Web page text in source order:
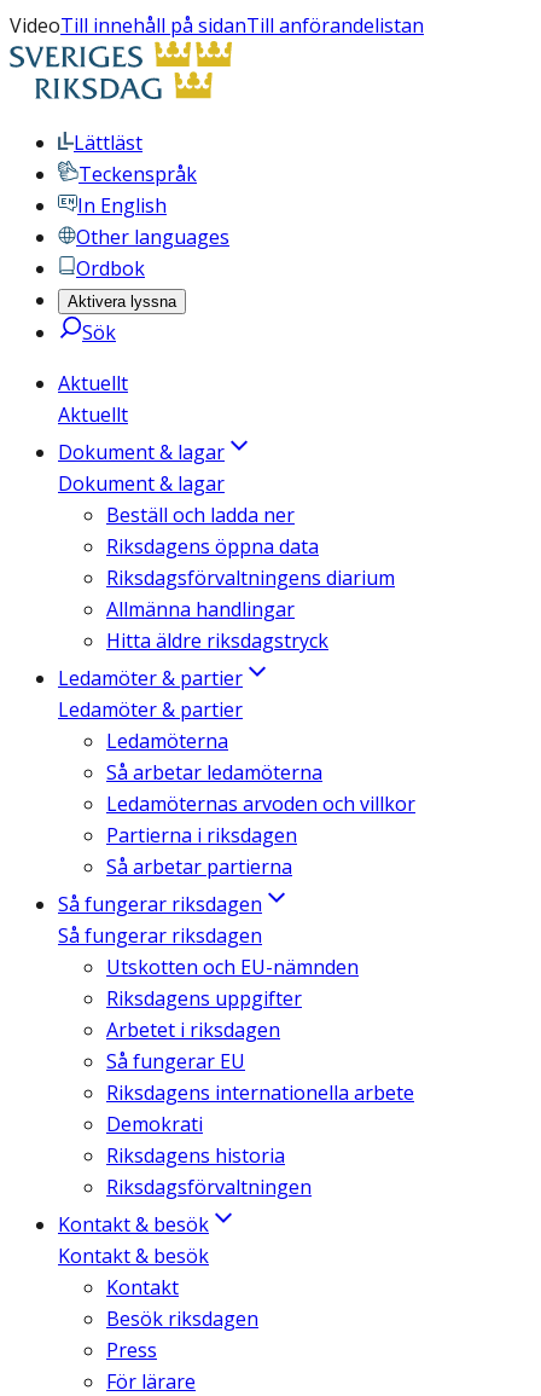
VideoTill innehåll på sidanTill anförandelistan
Lättläst
Teckenspråk
In English
Other languages
Ordbok
Aktivera lyssna
Sök
Aktuellt
Aktuellt
Dokument & lagar
Dokument & lagar
Beställ och ladda ner
Riksdagens öppna data
Riksdagsförvaltningens diarium
Allmänna handlingar
Hitta äldre riksdagstryck
Ledamöter & partier
Ledamöter & partier
Ledamöterna
Så arbetar ledamöterna
Ledamöternas arvoden och villkor
Partierna i riksdagen
Så arbetar partierna
Så fungerar riksdagen
Så fungerar riksdagen
Utskotten och EU-nämnden
Riksdagens uppgifter
Arbetet i riksdagen
Så fungerar EU
Riksdagens internationella arbete
Demokrati
Riksdagens historia
Riksdagsförvaltningen
Kontakt & besök
Kontakt & besök
Kontakt
Besök riksdagen
Press
För lärare